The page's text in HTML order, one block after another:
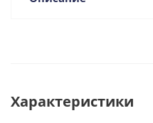
Характеристики